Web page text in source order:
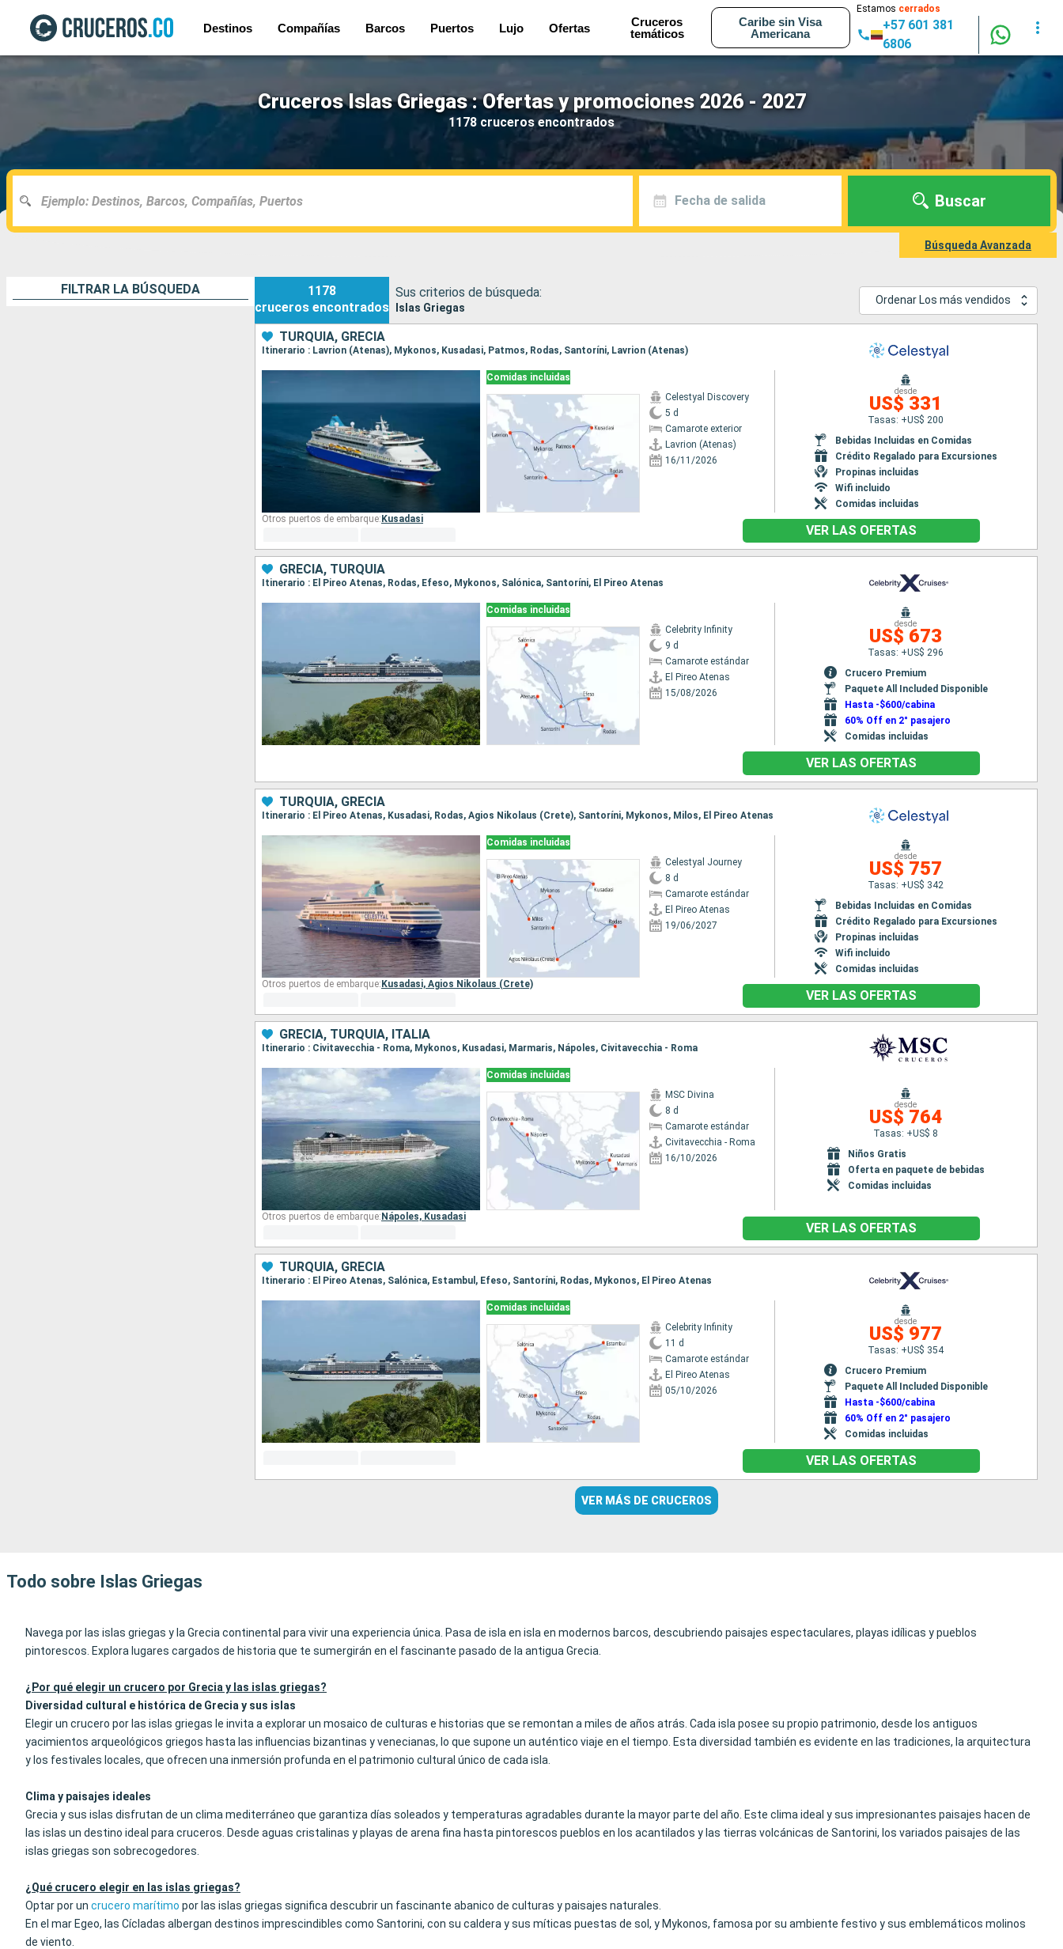
Destinos Compañías Barcos Puertos Lujo Ofertas
Cruceros
temáticos
Caribe sin Visa
Americana
Estamos cerrados
+57 601 381
6806
Cruceros Islas Griegas : Ofertas y promociones 2026 - 2027
1178 cruceros encontrados
Fecha de salida Buscar
Búsqueda Avanzada
FILTRAR LA BÚSQUEDA
1178
cruceros encontrados
Sus criterios de búsqueda:
Islas Griegas
Ordenar Los más vendidos
TURQUÍA, GRECIA
Itinerario : Lavrion (Atenas), Mykonos, Kusadasi, Patmos, Rodas, Santoríni, Lavrion (Atenas)
Comidas incluidas
Celestyal Discovery
5 d
Camarote exterior
Lavrion (Atenas)
16/11/2026
desde
US$ 331
Tasas: +US$ 200
Bebidas Incluidas en Comidas
Crédito Regalado para Excursiones
Propinas incluidas
Wifi incluido
Comidas incluidas
Otros puertos de embarque: Kusadasi
VER LAS OFERTAS
GRECIA, TURQUÍA
Itinerario : El Pireo Atenas, Rodas, Efeso, Mykonos, Salónica, Santoríni, El Pireo Atenas
Comidas incluidas
Celebrity Infinity
9 d
Camarote estándar
El Pireo Atenas
15/08/2026
desde
US$ 673
Tasas: +US$ 296
Crucero Premium
Paquete All Included Disponible
Hasta -$600/cabina
60% Off en 2° pasajero
Comidas incluidas
VER LAS OFERTAS
TURQUÍA, GRECIA
Itinerario : El Pireo Atenas, Kusadasi, Rodas, Agios Nikolaus (Crete), Santoríni, Mykonos, Milos, El Pireo Atenas
Comidas incluidas
Celestyal Journey
8 d
Camarote estándar
El Pireo Atenas
19/06/2027
desde
US$ 757
Tasas: +US$ 342
Bebidas Incluidas en Comidas
Crédito Regalado para Excursiones
Propinas incluidas
Wifi incluido
Comidas incluidas
Otros puertos de embarque: Kusadasi, Agios Nikolaus (Crete)
VER LAS OFERTAS
GRECIA, TURQUÍA, ITALIA
Itinerario : Civitavecchia - Roma, Mykonos, Kusadasi, Marmaris, Nápoles, Civitavecchia - Roma
Comidas incluidas
MSC Divina
8 d
Camarote estándar
Civitavecchia - Roma
16/10/2026
desde
US$ 764
Tasas: +US$ 8
Niños Gratis
Oferta en paquete de bebidas
Comidas incluidas
Otros puertos de embarque: Nápoles, Kusadasi
VER LAS OFERTAS
TURQUÍA, GRECIA
Itinerario : El Pireo Atenas, Salónica, Estambul, Efeso, Santoríni, Rodas, Mykonos, El Pireo Atenas
Comidas incluidas
Celebrity Infinity
11 d
Camarote estándar
El Pireo Atenas
05/10/2026
desde
US$ 977
Tasas: +US$ 354
Crucero Premium
Paquete All Included Disponible
Hasta -$600/cabina
60% Off en 2° pasajero
Comidas incluidas
VER LAS OFERTAS
VER MÁS DE CRUCEROS
Todo sobre Islas Griegas
Navega por las islas griegas y la Grecia continental para vivir una experiencia única. Pasa de isla en isla en modernos barcos, descubriendo paisajes espectaculares, playas idílicas y pueblos
pintorescos. Explora lugares cargados de historia que te sumergirán en el fascinante pasado de la antigua Grecia.
¿Por qué elegir un crucero por Grecia y las islas griegas?
Diversidad cultural e histórica de Grecia y sus islas
Elegir un crucero por las islas griegas le invita a explorar un mosaico de culturas e historias que se remontan a miles de años atrás. Cada isla posee su propio patrimonio, desde los antiguos
yacimientos arqueológicos griegos hasta las influencias bizantinas y venecianas, lo que supone un auténtico viaje en el tiempo. Esta diversidad también es evidente en las tradiciones, la arquitectura
y los festivales locales, que ofrecen una inmersión profunda en el patrimonio cultural único de cada isla.
Clima y paisajes ideales
Grecia y sus islas disfrutan de un clima mediterráneo que garantiza días soleados y temperaturas agradables durante la mayor parte del año. Este clima ideal y sus impresionantes paisajes hacen de
las islas un destino ideal para cruceros. Desde aguas cristalinas y playas de arena fina hasta pintorescos pueblos en los acantilados y las tierras volcánicas de Santorini, los variados paisajes de las
islas griegas son sobrecogedores.
¿Qué crucero elegir en las islas griegas?
Optar por un crucero marítimo por las islas griegas significa descubrir un fascinante abanico de culturas y paisajes naturales.
En el mar Egeo, las Cícladas albergan destinos imprescindibles como Santorini, con su caldera y sus míticas puestas de sol, y Mykonos, famosa por su ambiente festivo y sus emblemáticos molinos
de viento.